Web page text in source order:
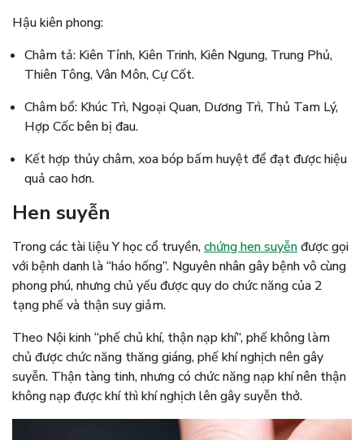
Hậu kiên phong:
Châm tả: Kiên Tỉnh, Kiên Trinh, Kiên Ngung, Trung Phủ,
Thiên Tông, Vân Môn, Cự Cốt.
Châm bổ: Khúc Trì, Ngoại Quan, Dương Trì, Thủ Tam Lý,
Hợp Cốc bên bị đau.
Kết hợp thủy châm, xoa bóp bấm huyệt để đạt được hiệu
quả cao hơn.
Hen suyễn
Trong các tài liệu Y học cổ truyền,chứng hen suyễnđược gọi
với bệnh danh là “háo hống”. Nguyên nhân gây bệnh vô cùng
phong phú, nhưng chủ yếu được quy do chức năng của 2
tạng phế và thận suy giảm.
Theo Nội kinh “phế chủ khí, thận nạp khí”, phế không làm
chủ được chức năng thăng giáng, phế khí nghịch nên gây
suyễn. Thận tàng tinh, nhưng có chức năng nạp khí nên thận
không nạp được khí thì khí nghịch lên gây suyễn thở.